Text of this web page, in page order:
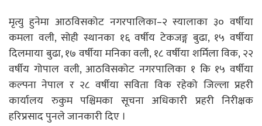
मृत्यु हुनेमा आठविसकोट नगरपालिका–२ स्यालाका ३० वर्षीया
कमला वली, सोही स्थानका १६ वर्षीय टेकजङ्ग बुढा, १५ वर्षीया
दिलमाया बुढा, १७ वर्षीया मनिका वली, १८ वर्षीया शर्मिला विक, २२
वर्षीय गोपाल वली, आठविसकोट नगरपालिका १ कि १५ वर्षीया
कल्पना नेपाल र २८ वर्षीया सविता विक रहेको जिल्ला प्रहरी
कार्यालय रुकुम पश्चिमका सूचना अधिकारी प्रहरी निरीक्षक
हरिप्रसाद पुनले जानकारी दिए ।